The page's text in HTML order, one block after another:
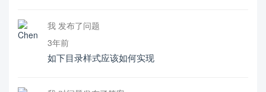
我 发布了问题
3年前
如下目录样式应该如何实现